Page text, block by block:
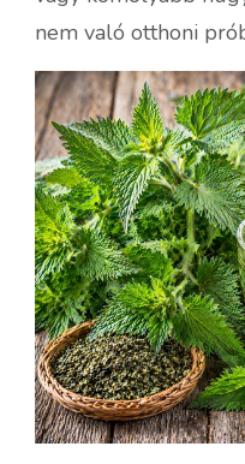
nem való otthoni